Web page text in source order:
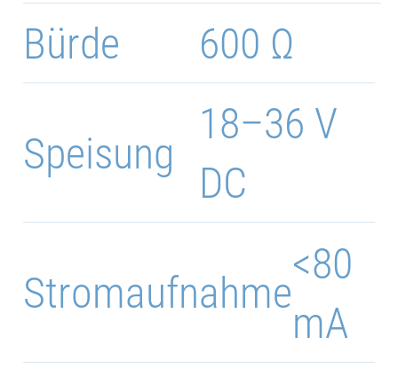
600 Ω
Bürde
18–36 V
DC
Speisung
<80
mA
Stromaufnahme